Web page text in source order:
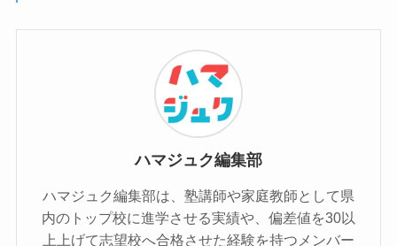
ハマジュク編集部
ハマジュク編集部は、塾講師や家庭教師として県
内のトップ校に進学させる実績や、偏差値を30以
上上げて志望校へ合格させた経験を持つメンバー